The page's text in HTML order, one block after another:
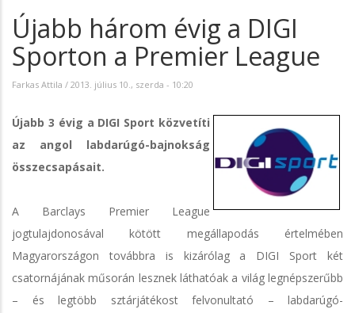
Újabb három évig a DIGI
Sporton a Premier League
Farkas Attila / 2013. július 10., szerda - 10:20
Újabb 3 évig a DIGI Sport közvetíti
az angol labdarúgó-bajnokság
összecsapásait.
A Barclays Premier League
jogtulajdonosával kötött megállapodás értelmében
Magyarországon továbbra is kizárólag a DIGI Sport két
csatornájának műsorán lesznek láthatóak a világ legnépszerűbb
– és legtöbb sztárjátékost felvonultató – labdarúgó-